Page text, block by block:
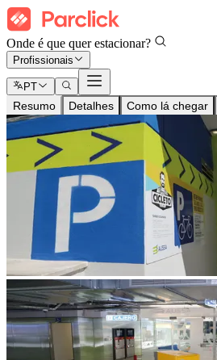
Onde é que quer estacionar?
Profissionais
PT
Resumo Detalhes Como lá chegar